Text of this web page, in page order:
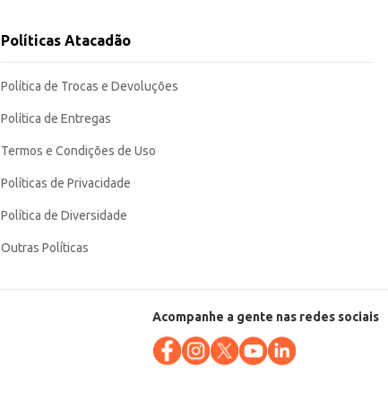
Políticas Atacadão
Política de Trocas e Devoluções
Política de Entregas
Termos e Condições de Uso
Políticas de Privacidade
Política de Diversidade
Outras Políticas
Acompanhe a gente nas redes sociais